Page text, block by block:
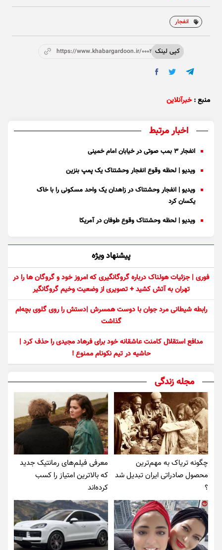
انفجار
کپی لینکhttps://www.khabargardoon.ir/0004OX
منبع : خبرآنلاین
اخبار مرتبط
انفجار ۳ بمب صوتی در خیابان امام خمینی
ویدیو | لحظه وقوع انفجار وحشتناک یک پمپ بنزین
ویدیو | انفجار وحشتناک در زاهدان یک واحد مسکونی را با خاک
یکسان کرد
ویدیو | لحظه وحشتناک وقوع طوفان در آمریکا
پیشنهاد ویژه
فوری | جزئیات هولناک درباره گروگانگیری که امروز خود و گروگان ها را در
تهران به آتش کشید + تصویری از وضعیت وخیم گروگانگیر
رابطه شیطانی مرد جوان با دوست همسرش |دستش را روی گلوی بچه‌ام
گذاشت
مدافع استقلال کامنت عاشقانه خود برای فرهاد مجیدی را حذف کرد |
حاشیه در تیم نکونام ممنوع !
مجله زندگی
چگونه تریاک به مهم‌ترین
محصول صادراتی ایران تبدیل شد
؟
معرفی فیلم‌های رمانتیک جدید
که بالاترین امتیاز را کسب
کرده‌اند